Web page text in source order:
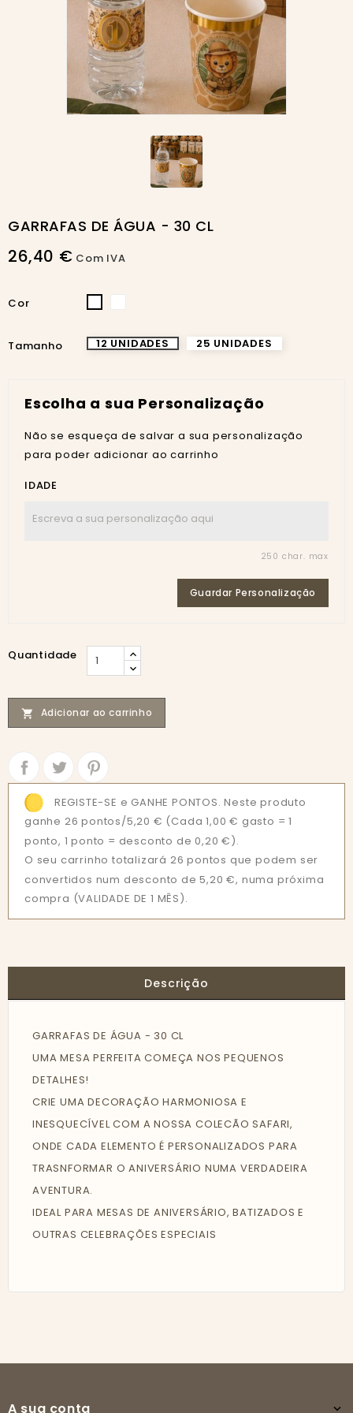
Novo
GARRAFAS DE ÁGUA - 30 CL
26,40 € Com IVA
Cor INCOLOR
Tamanho 12 UNIDADES 25 UNIDADES
Escolha a sua Personalização
Não se esqueça de salvar a sua personalização
para poder adicionar ao carrinho
IDADE
250 char. max
Guardar Personalização
Quantidade
 Adicionar ao carrinho
REGISTE-SE e GANHE PONTOS. Neste produto
ganhe 26 pontos/5,20 € (Cada 1,00 € gasto = 1
ponto, 1 ponto = desconto de 0,20 €).
O seu carrinho totalizará 26 pontos que podem ser
convertidos num desconto de 5,20 €, numa próxima
compra (VALIDADE DE 1 MÊS).
Descrição
GARRAFAS DE ÁGUA - 30 CL
UMA MESA PERFEITA COMEÇA NOS PEQUENOS
DETALHES!
CRIE UMA DECORAÇÃO HARMONIOSA E
INESQUECÍVEL COM A NOSSA COLECÃO SAFARI,
ONDE CADA ELEMENTO É PERSONALIZADOS PARA
TRASNFORMAR O ANIVERSÁRIO NUMA VERDADEIRA
AVENTURA.
IDEAL PARA MESAS DE ANIVERSÁRIO, BATIZADOS E
OUTRAS CELEBRAÇÕES ESPECIAIS
A sua conta 